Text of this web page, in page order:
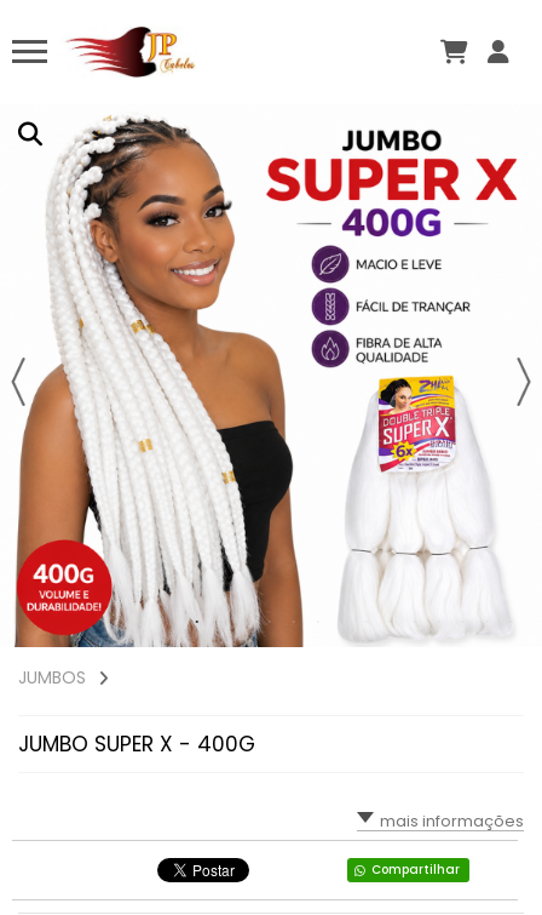
JUMBOS
JUMBO SUPER X - 400G
mais informações
Compartilhar